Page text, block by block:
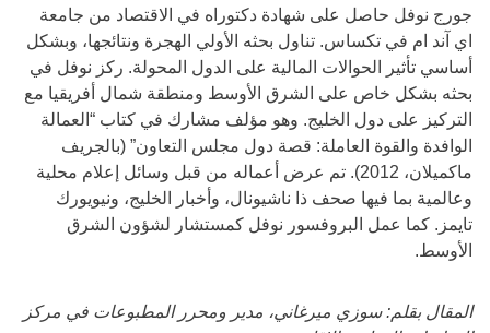
جورج نوفل حاصل على شهادة دكتوراه في الاقتصاد من جامعة
اي آند ام في تكساس. تناول بحثه الأولي الهجرة ونتائجها، وبشكل
أساسي تأثير الحوالات المالية على الدول المحولة. ركز نوفل في
بحثه بشكل خاص على الشرق الأوسط ومنطقة شمال أفريقيا مع
التركيز على دول الخليج. وهو مؤلف مشارك في كتاب “العمالة
الوافدة والقوة العاملة: قصة دول مجلس التعاون” (بالجريف
ماكميلان، 2012). تم عرض أعماله من قبل وسائل إعلام محلية
وعالمية بما فيها صحف ذا ناشيونال، وأخبار الخليج، ونيويورك
تايمز. كما عمل البروفسور نوفل كمستشار لشؤون الشرق
الأوسط.
المقال بقلم: سوزي ميرغاني، مدير ومحرر المطبوعات في مركز